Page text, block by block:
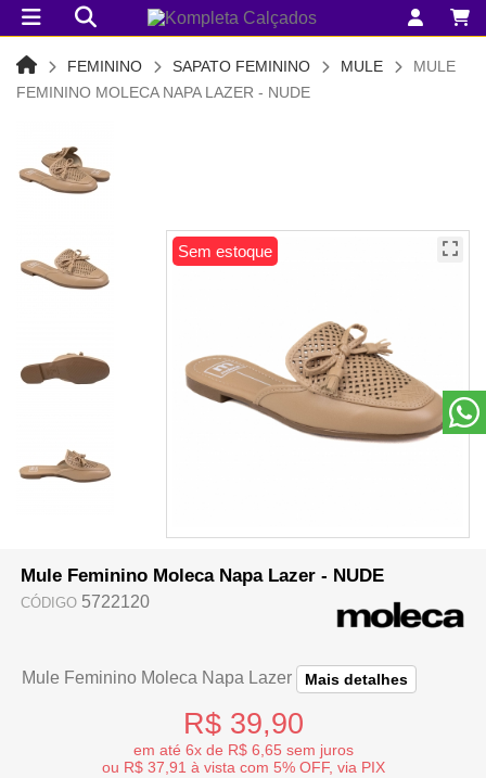
FEMININO SAPATO FEMININO MULE
MULE
FEMININO MOLECA NAPA LAZER - NUDE
Sem estoque
Mule Feminino Moleca Napa Lazer - NUDE
CÓDIGO 5722120
Mule Feminino Moleca Napa Lazer Mais detalhes
R$ 39,90
em até 6x de R$ 6,65 sem juros
ou R$ 37,91 à vista com 5% OFF, via PIX